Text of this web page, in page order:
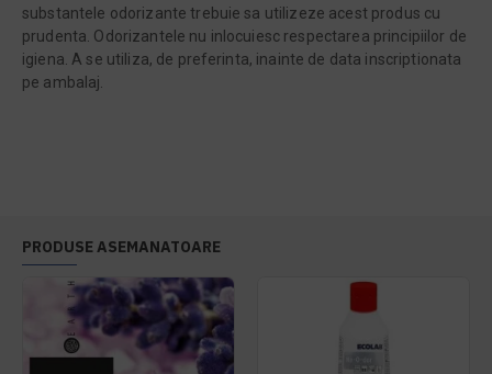
substantele odorizante trebuie sa utilizeze acest produs cu
prudenta. Odorizantele nu inlocuiesc respectarea principiilor de
igiena. A se utiliza, de preferinta, inainte de data inscriptionata
pe ambalaj.
PRODUSE ASEMANATOARE